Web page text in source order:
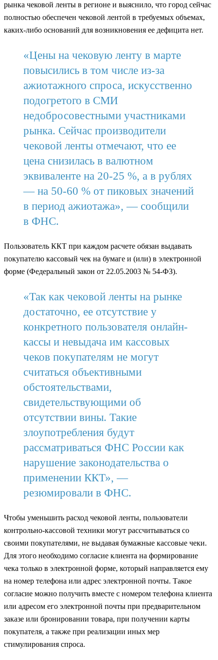
рынка чековой ленты в регионе и выяснило, что город сейчас
полностью обеспечен чековой лентой в требуемых объемах,
каких-либо оснований для возникновения ее дефицита нет.
«Цены на чековую ленту в марте
повысились в том числе из-за
ажиотажного спроса, искусственно
подогретого в СМИ
недобросовестными участниками
рынка. Сейчас производители
чековой ленты отмечают, что ее
цена снизилась в валютном
эквиваленте на 20-25 %, а в рублях
— на 50-60 % от пиковых значений
в период ажиотажа», — сообщили
в ФНС.
Пользователь ККТ при каждом расчете обязан выдавать
покупателю кассовый чек на бумаге и (или) в электронной
форме (Федеральный закон от 22.05.2003 № 54-ФЗ).
«Так как чековой ленты на рынке
достаточно, ее отсутствие у
конкретного пользователя онлайн-
кассы и невыдача им кассовых
чеков покупателям не могут
считаться объективными
обстоятельствами,
свидетельствующими об
отсутствии вины. Такие
злоупотребления будут
рассматриваться ФНС России как
нарушение законодательства о
применении ККТ», —
резюмировали в ФНС.
Чтобы уменьшить расход чековой ленты, пользователи
контрольно-кассовой техники могут рассчитываться со
своими покупателями, не выдавая бумажные кассовые чеки.
Для этого необходимо согласие клиента на формирование
чека только в электронной форме, который направляется ему
на номер телефона или адрес электронной почты. Такое
согласие можно получить вместе с номером телефона клиента
или адресом его электронной почты при предварительном
заказе или бронировании товара, при получении карты
покупателя, а также при реализации иных мер
стимулирования спроса.